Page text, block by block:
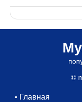
©
• Главная